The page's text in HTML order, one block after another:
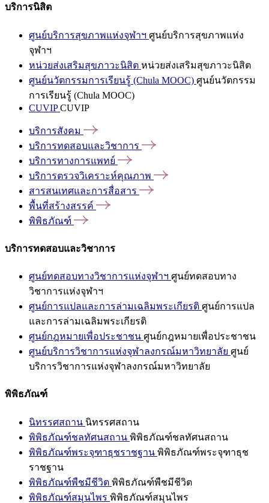
บริการนิสิต
ศูนย์บริการสุขภาพแห่งจุฬาฯ ศูนย์บริการสุขภาพแห่ง
จุฬาฯ
หน่วยส่งเสริมสุขภาวะนิสิต หน่วยส่งเสริมสุขภาวะนิสิต
ศูนย์นวัตกรรมการเรียนรู้ (Chula MOOC) ศูนย์นวัตกรรม
การเรียนรู้ (Chula MOOC)
CUVIPCUVIP
บริการสังคม
บริการทดสอบและวิชาการ
บริการทางการแพทย์
บริการตรวจวิเคราะห์คุณภาพ
สารสนเทศและการสื่อสาร
พื้นที่สร้างสรรค์
พิพิธภัณฑ์
บริการทดสอบและวิชาการ
ศูนย์ทดสอบทางวิชาการแห่งจุฬาฯ ศูนย์ทดสอบทาง
วิชาการแห่งจุฬาฯ
ศูนย์การแปลและการล่ามเฉลิมพระเกียรติ ศูนย์การแปล
และการล่ามเฉลิมพระเกียรติ
ศูนย์กฎหมายเพื่อประชาชน ศูนย์กฎหมายเพื่อประชาชน
ศูนย์บริการวิชาการแห่งจุฬาลงกรณ์มหาวิทยาลัย ศูนย์
บริการวิชาการแห่งจุฬาลงกรณ์มหาวิทยาลัย
พิพิธภัณฑ์
นิทรรศสถาน นิทรรศสถาน
พิพิธภัณฑ์ชลทัศนสถาน พิพิธภัณฑ์ชลทัศนสถาน
พิพิธภัณฑ์พระจุฑาธุชราชฐาน พิพิธภัณฑ์พระจุฑาธุช
ราชฐาน
พิพิธภัณฑ์พืชมีชีวิต พิพิธภัณฑ์พืชมีชีวิต
พิพิธภัณฑ์สมุนไพร พิพิธภัณฑ์สมุนไพร